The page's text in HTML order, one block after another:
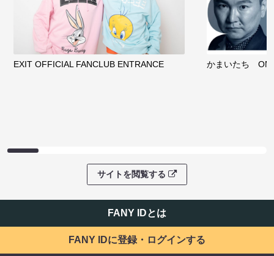
EXIT OFFICIAL FANCLUB ENTRANCE かまいたち
サイトを閲覧する
FANY IDとは
FANY IDに登録・ログインする